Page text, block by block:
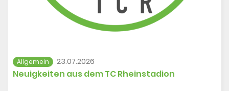
Allgemein 23.07.2026
Neuigkeiten aus dem TC Rheinstadion